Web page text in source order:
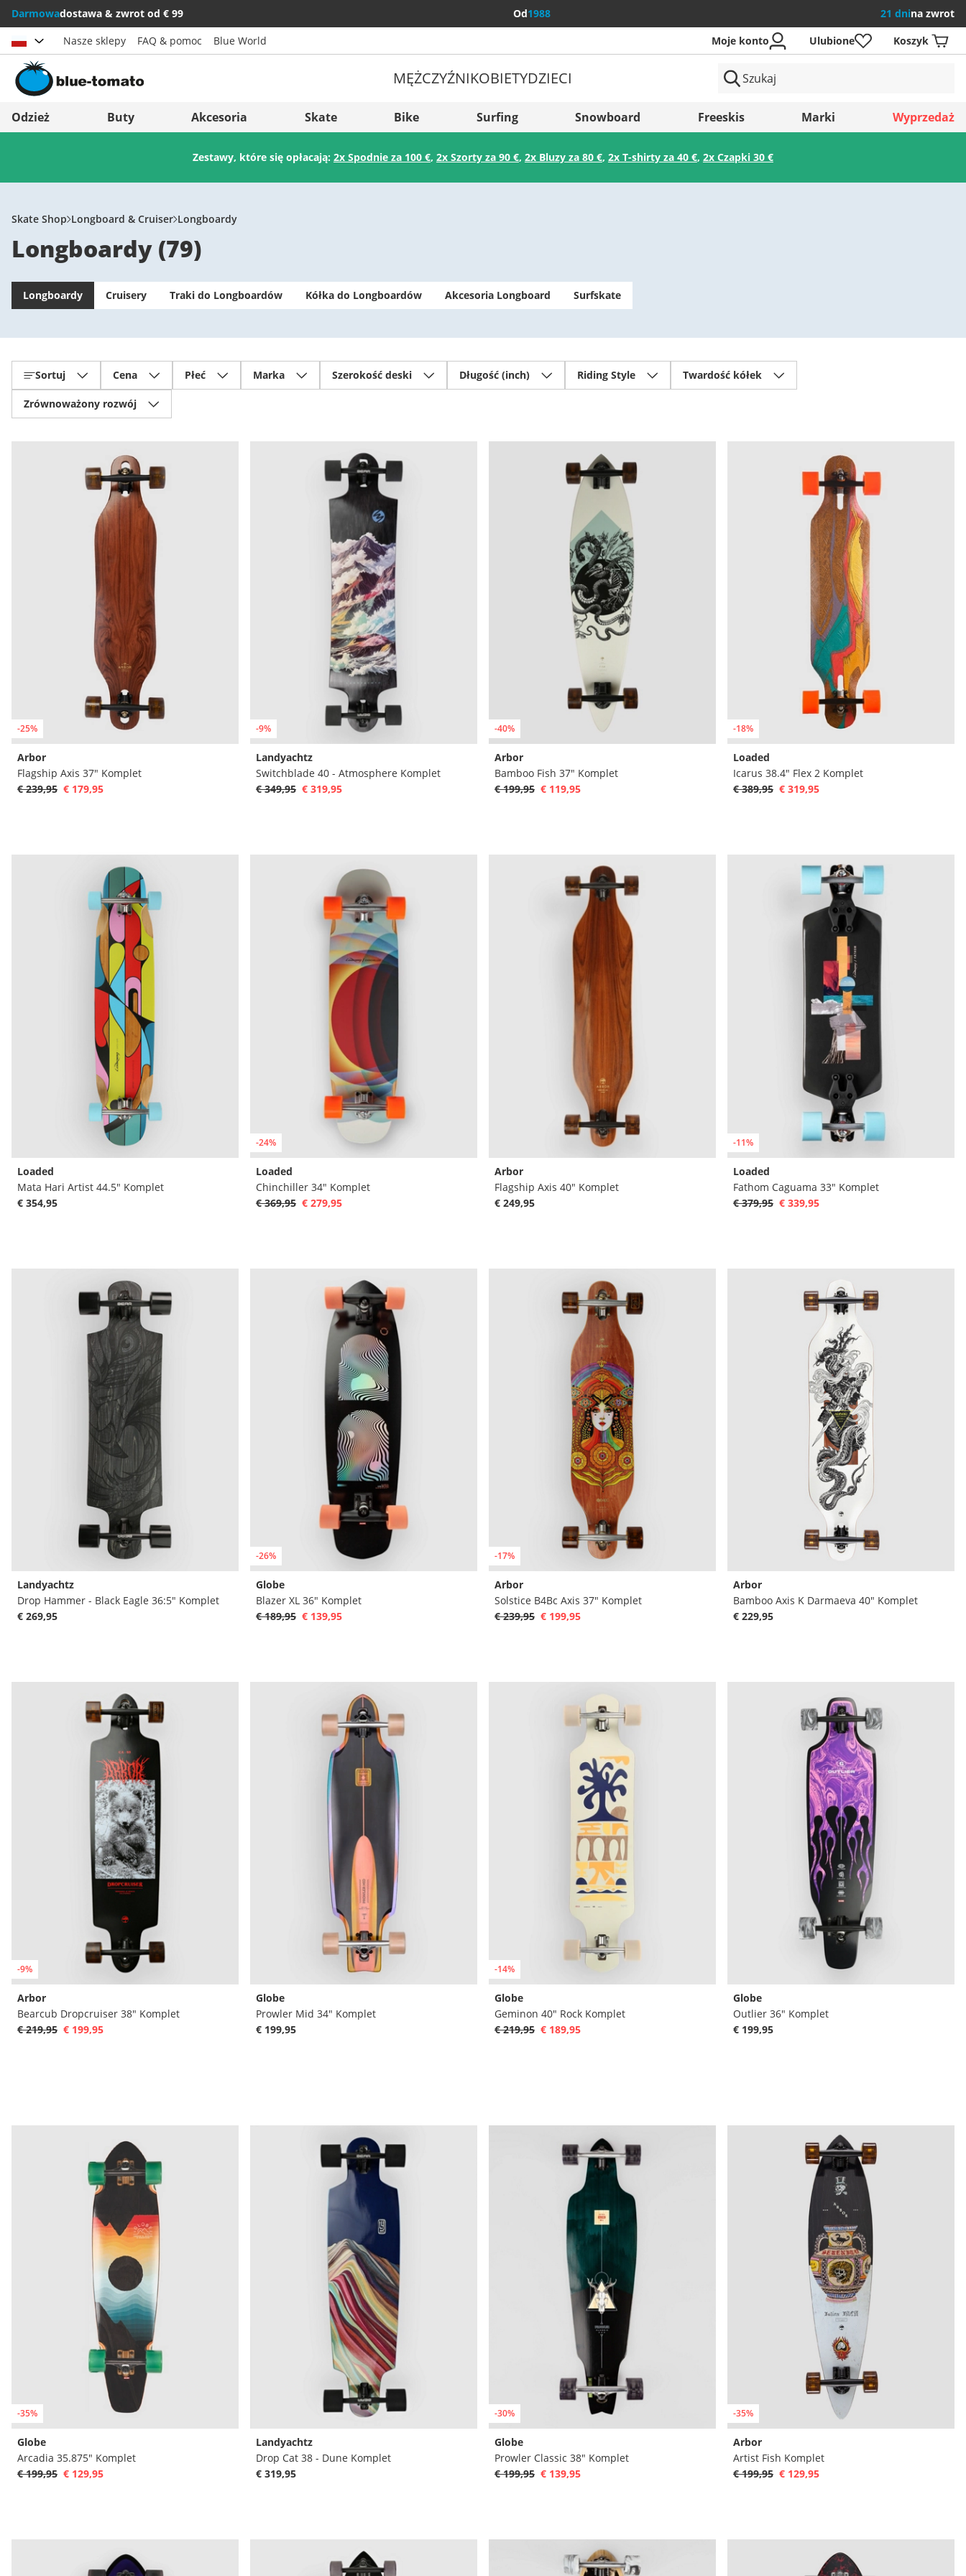
Darmowadostawa & zwrot od € 99 Od1988 21 dnina zwrot
Wybierz kraj
Österreich
Svizzera (Italiano)
France
Italia (Italiano)
Italien (Deutsch)
Suomi
United Kingdom
Slovenija
België (Nederlands)
Zapisz
Nasze sklepy FAQ & pomoc Blue World Moje konto Ulubione Koszyk
MĘŻCZYŹNIKOBIETYDZIECI
Odzież Buty Akcesoria Skate Bike Surfing Snowboard Freeskis Marki Wyprzedaż
Zestawy, które się opłacają: 2x Spodnie za 100 €, 2x Szorty za 90 €, 2x Bluzy za 80 €, 2x T-shirty za 40 €, 2x Czapki 30 €
Skate Shop Longboard & Cruiser Longboardy
Longboardy (79)
Longboardy Cruisery Traki do Longboardów Kółka do Longboardów Akcesoria Longboard Surfskate
Sortuj Cena Płeć Marka Szerokość deski Długość (inch) Riding Style Twardość kółek
Zrównoważony rozwój
-25%
Arbor
Flagship Axis 37" Komplet
€ 239,95 € 179,95
-9%
Landyachtz
Switchblade 40 - Atmosphere Komplet
€ 349,95 € 319,95
-40%
Arbor
Bamboo Fish 37" Komplet
€ 199,95 € 119,95
-18%
Loaded
Icarus 38.4" Flex 2 Komplet
€ 389,95 € 319,95
Loaded
Mata Hari Artist 44.5" Komplet
€ 354,95
-24%
Loaded
Chinchiller 34" Komplet
€ 369,95 € 279,95
Arbor
Flagship Axis 40" Komplet
€ 249,95
-11%
Loaded
Fathom Caguama 33" Komplet
€ 379,95 € 339,95
Landyachtz
Drop Hammer - Black Eagle 36:5" Komplet
€ 269,95
-26%
Globe
Blazer XL 36" Komplet
€ 189,95 € 139,95
-17%
Arbor
Solstice B4Bc Axis 37" Komplet
€ 239,95 € 199,95
Arbor
Bamboo Axis K Darmaeva 40" Komplet
€ 229,95
-9%
Arbor
Bearcub Dropcruiser 38" Komplet
€ 219,95 € 199,95
Globe
Prowler Mid 34" Komplet
€ 199,95
-14%
Globe
Geminon 40" Rock Komplet
€ 219,95 € 189,95
Globe
Outlier 36" Komplet
€ 199,95
-35%
Globe
Arcadia 35.875" Komplet
€ 199,95 € 129,95
Landyachtz
Drop Cat 38 - Dune Komplet
€ 319,95
-30%
Globe
Prowler Classic 38" Komplet
€ 199,95 € 139,95
-35%
Arbor
Artist Fish Komplet
€ 199,95 € 129,95